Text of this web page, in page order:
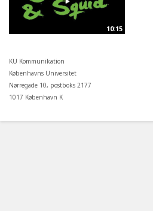
10:15
KU Kommunikation
Københavns Universitet
Nørregade 10, postboks 2177
1017 København K